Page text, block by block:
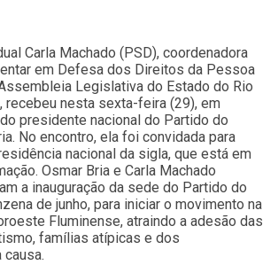
Carla Machado (PSD), coordenadora
em Defesa dos Direitos da Pessoa
Legislativa do Estado do Rio
recebeu nesta sexta-feira (29), em
presidente nacional do Partido do
No encontro, ela foi convidada para
nacional da sigla, que está em
Osmar Bria e Carla Machado
a inauguração da sede do Partido do
de junho, para iniciar o movimento na
Fluminense, atraindo a adesão das
famílias atípicas e dos